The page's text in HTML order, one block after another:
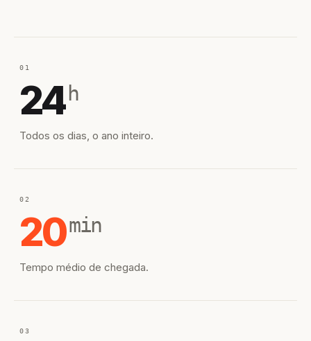
01
24 h
Todos os dias, o ano inteiro.
02
20min
Tempo médio de chegada.
03